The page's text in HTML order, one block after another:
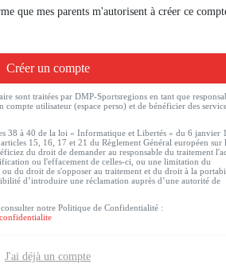
que mes parents m'autorisent à créer ce
Créer un compte
sont traitées par DMP-Sportsregions en tant que
utilisateur (espace perso) et de bénéficier des
38 à 40 de la loi « Informatique et Libertés » du 6 janvier
15, 16, 17 et 21 du Règlement Général européen sur
du droit de demander au responsable du traitement
ou l'effacement de celles-ci, ou une limitation du
du droit de s'opposer au traitement et du droit à la
d’introduire une réclamation auprès d’une autorité de
notre Politique de Confidentialité :
J'ai déjà un compte